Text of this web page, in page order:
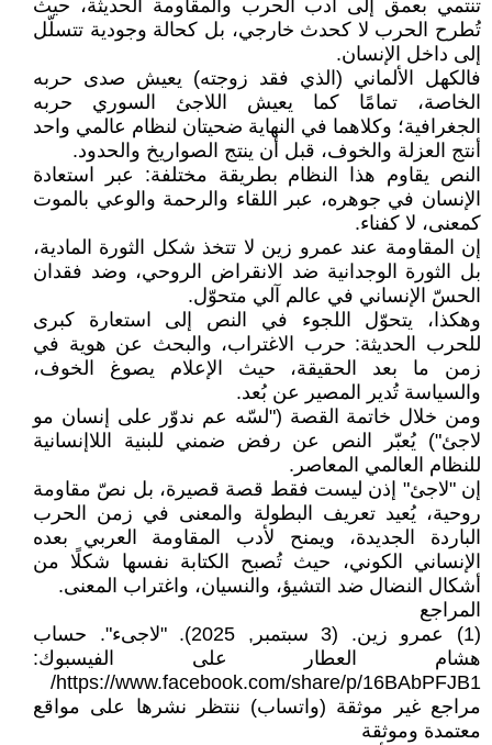
تنتمي بعمق إلى أدب الحرب والمقاومة الحديثة، حيث
تُطرح الحرب لا كحدث خارجي، بل كحالة وجودية تتسلّل
إلى داخل الإنسان.
فالكهل الألماني (الذي فقد زوجته) يعيش صدى حربه
الخاصة، تمامًا كما يعيش اللاجئ السوري حربه
الجغرافية؛ وكلاهما في النهاية ضحيتان لنظام عالمي واحد
أنتج العزلة والخوف، قبل أن ينتج الصواريخ والحدود.
النص يقاوم هذا النظام بطريقة مختلفة: عبر استعادة
الإنسان في جوهره، عبر اللقاء والرحمة والوعي بالموت
كمعنى، لا كفناء.
إن المقاومة عند عمرو زين لا تتخذ شكل الثورة المادية،
بل الثورة الوجدانية ضد الانقراض الروحي، وضد فقدان
الحسّ الإنساني في عالم آلي متحوّل.
وهكذا، يتحوّل اللجوء في النص إلى استعارة كبرى
للحرب الحديثة: حرب الاغتراب، والبحث عن هوية في
زمن ما بعد الحقيقة، حيث الإعلام يصوغ الخوف،
والسياسة تُدير المصير عن بُعد.
ومن خلال خاتمة القصة ("لسّه عم ندوّر على إنسان مو
لاجئ") يُعبّر النص عن رفض ضمني للبنية اللاإنسانية
للنظام العالمي المعاصر.
إن "لاجئ" إذن ليست فقط قصة قصيرة، بل نصّ مقاومة
روحية، يُعيد تعريف البطولة والمعنى في زمن الحرب
الباردة الجديدة، ويمنح لأدب المقاومة العربي بعده
الإنساني الكوني، حيث تُصبح الكتابة نفسها شكلًا من
أشكال النضال ضد التشيؤ، والنسيان، واغتراب المعنى.
المراجع
(1) عمرو زين. (3 سبتمبر, 2025). "لاجىء". حساب
هشام العطار على الفيسبوك:
https://www.facebook.com/share/p/16BAbPFJB1/
مراجع غير موثقة (واتساب) ننتظر نشرها على مواقع
معتمدة وموثقة